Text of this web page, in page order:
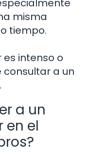
misma
tiempo.
es intenso o
a un
a un
en el